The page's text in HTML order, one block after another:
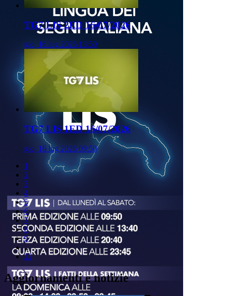
TG7 LIS 2ED 16/07/2026
gio, 16 lug 2026 13:50
TG7 LIS 1ED 16/07/2026
gio, 16 lug 2026 09:50
1
2
3
4
5
6
7
8
9
..
22
Aggiornamenti e notizie